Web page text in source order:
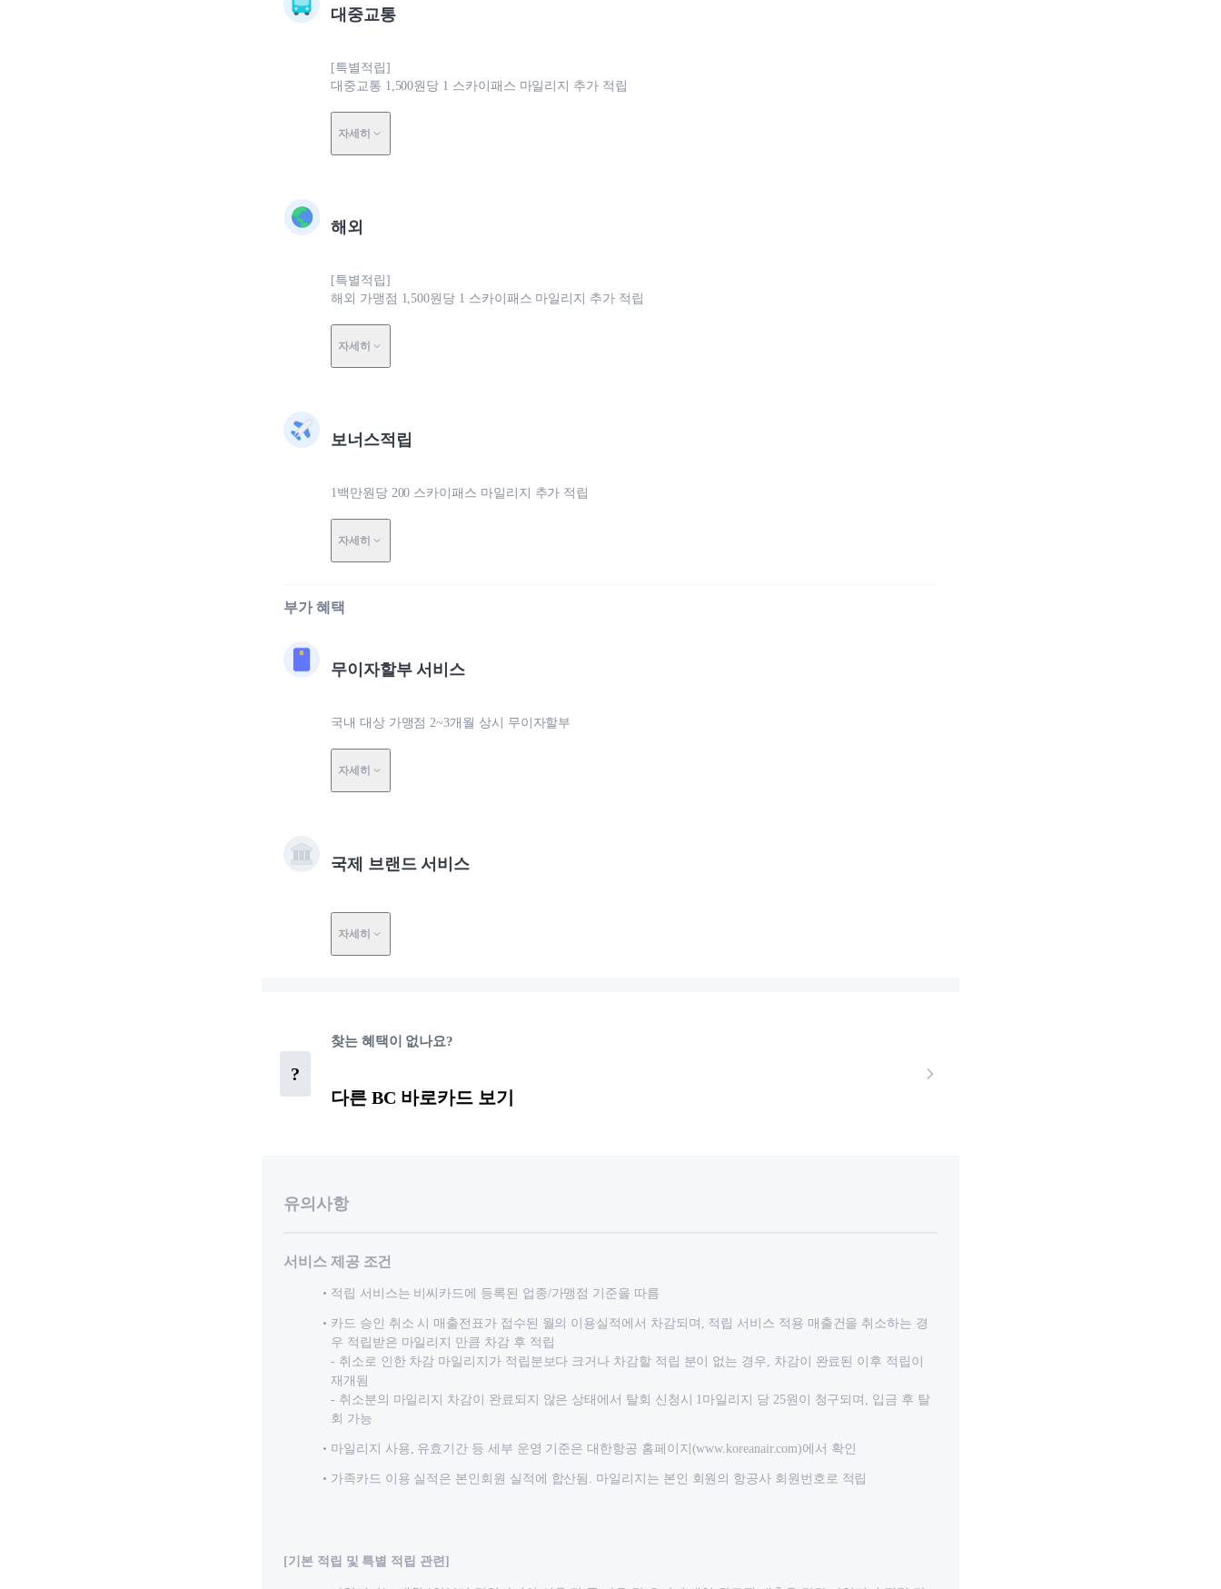
대중교통
[특별적립]
대중교통 1,500원당 1 스카이패스 마일리지 추가 적립
자세히
해외
[특별적립]
해외 가맹점 1,500원당 1 스카이패스 마일리지 추가 적립
자세히
보너스적립
1백만원당 200 스카이패스 마일리지 추가 적립
자세히
부가 혜택
무이자할부 서비스
국내 대상 가맹점 2~3개월 상시 무이자할부
자세히
국제 브랜드 서비스
자세히
?
찾는 혜택이 없나요?
다른 BC 바로카드 보기
유의사항
서비스 제공 조건
적립 서비스는 비씨카드에 등록된 업종/가맹점 기준을 따름
카드 승인 취소 시 매출전표가 접수된 월의 이용실적에서 차감되며, 적립 서비스 적용 매출건을 취소하는 경
우 적립받은 마일리지 만큼 차감 후 적립
- 취소로 인한 차감 마일리지가 적립분보다 크거나 차감할 적립 분이 없는 경우, 차감이 완료된 이후 적립이
재개됨
- 취소분의 마일리지 차감이 완료되지 않은 상태에서 탈회 신청시 1마일리지 당 25원이 청구되며, 입금 후 탈
회 가능
마일리지 사용, 유효기간 등 세부 운영 기준은 대한항공 홈페이지(www.koreanair.com)에서 확인
가족카드 이용 실적은 본인회원 실적에 합산됨. 마일리지는 본인 회원의 항공사 회원번호로 적립
[기본 적립 및 특별 적립 관련]